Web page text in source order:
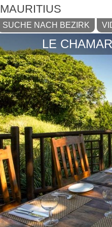
MAURITIUS
SUCHE NACH BEZIRK
LE